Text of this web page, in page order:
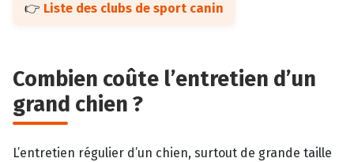
👉 Liste des clubs de sport canin
Combien coûte l’entretien d’un
grand chien ?
L’entretien régulier d’un chien, surtout de grande taille